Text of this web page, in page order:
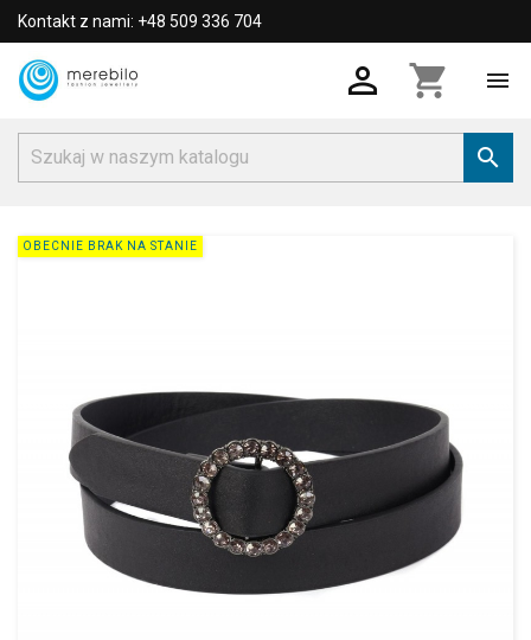
Kontakt z nami: +48 509 336 704
 shopping_cart 

OBECNIE BRAK NA STANIE